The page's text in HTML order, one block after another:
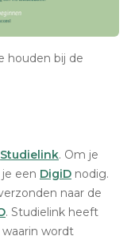
houden bij de
Studielink. Om je
een DigiD nodig.
naar de
. Studielink heeft
waarin wordt